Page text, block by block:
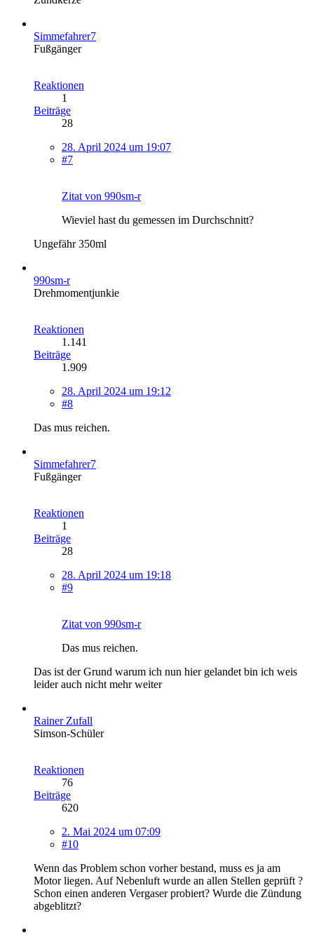
Simmefahrer7
Fußgänger
Reaktionen
1
Beiträge
28
28. April 2024 um 19:07
#7
Zitat von 990sm-r
Wieviel hast du gemessen im Durchschnitt?
Ungefähr 350ml
990sm-r
Drehmomentjunkie
Reaktionen
1.141
Beiträge
1.909
28. April 2024 um 19:12
#8
Das mus reichen.
Simmefahrer7
Fußgänger
Reaktionen
1
Beiträge
28
28. April 2024 um 19:18
#9
Zitat von 990sm-r
Das mus reichen.
Das ist der Grund warum ich nun hier gelandet bin ich weis
leider auch nicht mehr weiter
Rainer Zufall
Simson-Schüler
Reaktionen
76
Beiträge
620
2. Mai 2024 um 07:09
#10
Wenn das Problem schon vorher bestand, muss es ja am
Motor liegen. Auf Nebenluft wurde an allen Stellen geprüft ?
Schon einen anderen Vergaser probiert? Wurde die Zündung
abgeblitzt?